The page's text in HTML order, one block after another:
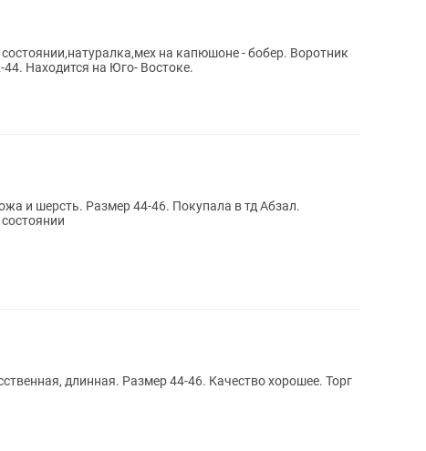
на капюшоне - бобер. Воротник
Находится на Юго- Востоке.
и шерсть. Размер 44-46. Покупала в тд Абзал.
длинная. Размер 44-46. Качество хорошее. Торг